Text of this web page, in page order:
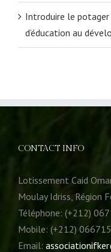
Introduire le potager
d’éducation au
CONTACT INFO
Lotissement Caid
Moulay Idriss, Région
Téléphone: (+212)
Mobile: (+212)
Email: